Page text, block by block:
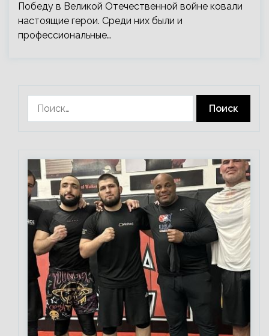
Победу в Великой Отечественной войне ковали
настоящие герои. Среди них были и
профессиональные…